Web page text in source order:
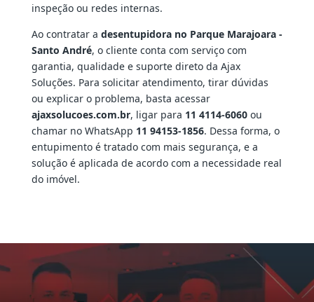
inspeção ou redes internas.
Ao contratar a desentupidora no Parque Marajoara -
Santo André, o cliente conta com serviço com
garantia, qualidade e suporte direto da Ajax
Soluções. Para solicitar atendimento, tirar dúvidas
ou explicar o problema, basta acessar
ajaxsolucoes.com.br, ligar para 11 4114-6060ou
chamar no WhatsApp 11 94153-1856. Dessa forma, o
entupimento é tratado com mais segurança, e a
solução é aplicada de acordo com a necessidade real
do imóvel.